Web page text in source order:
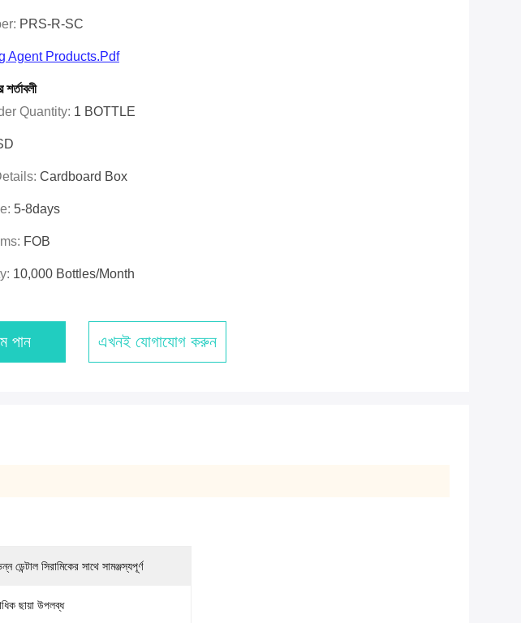
PRS-R-SC
Agent Products.pdf
শর্তাবলী
Quantity: 1 BOTTLE
Cardboard Box
5-8days
FOB
10,000 Bottles/month
পান এখনই যোগাযোগ করুন
ডেন্টাল সিরামিকের সাথে সামঞ্জস্যপূর্ণ
ছায়া উপলব্ধ